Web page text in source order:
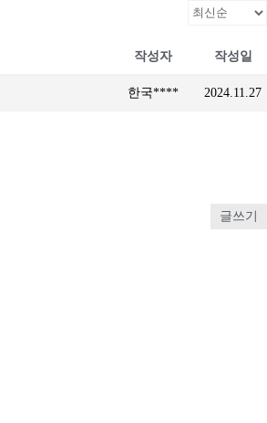
작성자 작성일
한국**** 2024.11.27
글쓰기